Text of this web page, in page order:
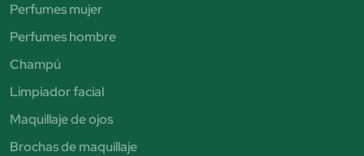
Perfumes mujer
Perfumes hombre
Champú
Limpiador facial
Maquillaje de ojos
Brochas de maquillaje